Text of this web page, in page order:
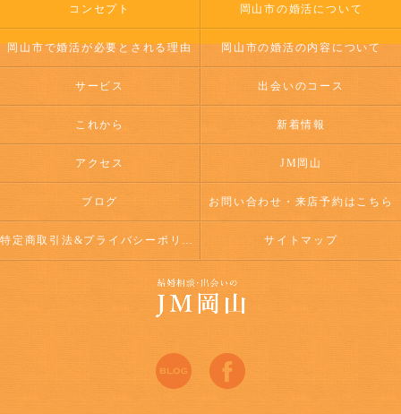
コンセプト 岡山市の婚活について
岡山市で婚活が必要とされる理由 岡山市の婚活の内容について
サービス 出会いのコース
これから 新着情報
アクセス JM岡山
ブログ お問い合わせ・来店予約はこちら
特定商取引法&プライバシーポリシー サイトマップ